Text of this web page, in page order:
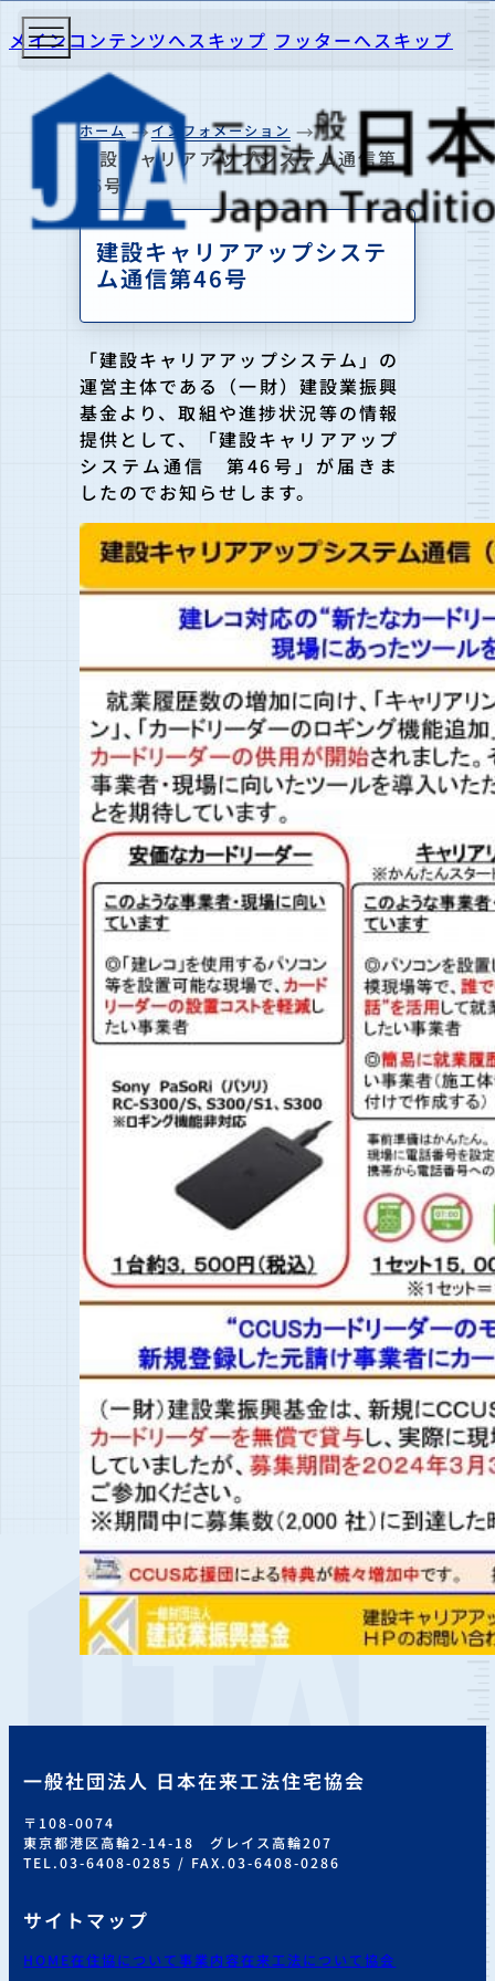
メインコンテンツへスキップ フッターへスキップ
ホーム インフォメーション
建設キャリアアップシステム通信第
46号
建設キャリアアップシステ
ム通信第46号
「建設キャリアアップシステム」の
運営主体である（一財）建設業振興
基金より、取組や進捗状況等の情報
提供として、「建設キャリアアップ
システム通信 第46号」が届きま
したのでお知らせします。
一般社団法人 日本在来工法住宅協会
〒108-0074
東京都港区高輪2-14-18 グレイス高輪207
TEL.03-6408-0285 / FAX.03-6408-0286
サイトマップ
HOME在住協について事業内容在来工法について協会